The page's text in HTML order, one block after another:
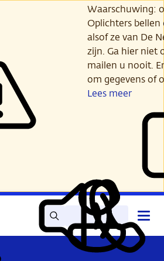
Waarschuwing:
Oplichters
alsof ze van De
zijn. Ga hier niet
mailen u nooit.
om gegevens of
Lees meer
Zoek Lees
voor
Mijn
DNB
Contact